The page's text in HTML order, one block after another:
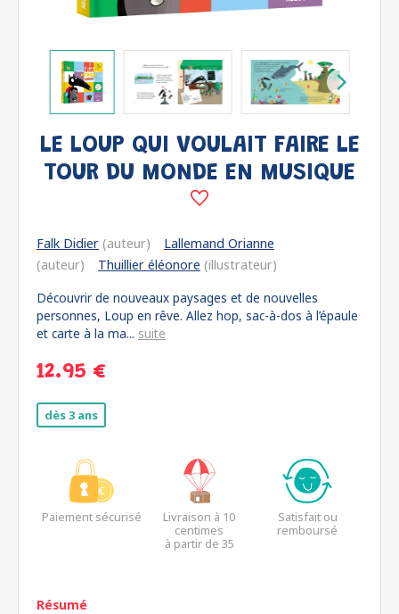
LE LOUP QUI VOULAIT FAIRE LE
TOUR DU MONDE EN MUSIQUE
Falk Didier (auteur)
Lallemand Orianne
(auteur)
Thuillier éléonore (illustrateur)
Découvrir de nouveaux paysages et de nouvelles
personnes, Loup en rêve. Allez hop, sac-à-dos à l’épaule
et carte à la ma... suite
12.95 €
dès 3 ans
Paiement sécurisé
Livraison à 10
centimes
à partir de 35
Satisfait ou
remboursé
Résumé